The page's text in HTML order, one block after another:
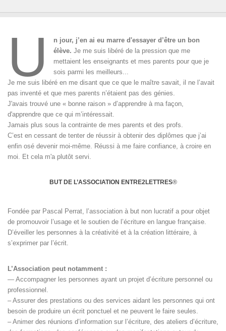
U
n jour, j’en ai eu marre d'essayer d’être un bon
élève.Je me suis libéré de la pression que me
mettaient les enseignants et mes parents pour que je
sois parmi les meilleurs...
Je me suis libéré en me disant que ce que le maître savait, il ne l’avait
pas inventé et que mes parents n’étaient pas des génies.
J'avais trouvé une « bonne raison » d’apprendre à ma façon,
d'apprendre que ce qui m’intéressait.
Jamais plus sous la contrainte de mes parents et des profs.
C’est en cessant de tenter de réussir à obtenir des diplômes que j’ai
enfin osé devenir moi-même. Réussi à me faire confiance, à croire en
moi. Et cela m'a plutôt servi.
BUT DE L’ASSOCIATION ENTRE2LETTRES®
Fondée par Pascal Perrat, l’association à but non lucratif a pour objet
de promouvoir l’usage et le soutien de l’écriture en langue française.
D’éveiller les personnes à la créativité et à la création littéraire, à
s’exprimer par l’écrit.
L’Association peut notamment :
— Accompagner les personnes ayant un projet d’écriture personnel ou
professionnel.
– Assurer des prestations ou des services aidant les personnes qui ont
besoin de produire un écrit ponctuel et ne peuvent le faire seules.
– Animer des réunions d’information sur l’écriture, des ateliers d’écriture,